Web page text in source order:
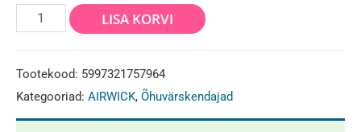
Airwick
Cherry
Blossom
250ml
LISA KORVI
Tootekood: 5997321757964
Kategooriad: AIRWICK, Õhuvärskendajad